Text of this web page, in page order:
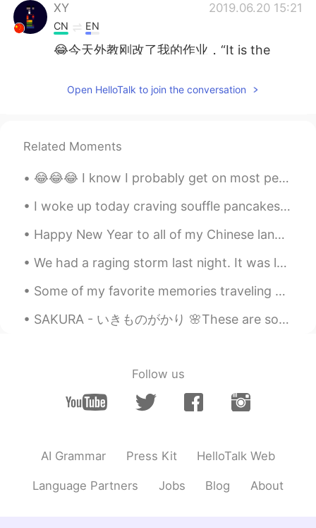
XY 2019.06.20 15:21
CN EN
😂今天外教刚改了我的作业，“It is the
真的！我们的英语都是本土老师教的！中国
CN EN
Get ！
Tata 多多 2019.06.20 15:17
Open HelloTalk to join the conversation
Related Moments
😂😂😂 I know I probably get on most people's nerves on here but thank you to the ones who still car...
I woke up today craving souffle pancakes. This was my first attempt at it. I tried hand whippin...
Happy New Year to all of my Chinese language friends! May your year be prosperous and full of hap...
We had a raging storm last night. It was lovely, in its own way. I couldn’t help but notice this ...
Some of my favorite memories traveling have been in Japan. I met a lot of amazing people & ate a...
SAKURA - いきものがかり 🌸These are some photos of sakura in Taiwan. If you ever get the chance please ...
Follow us
AI Grammar Press Kit HelloTalk Web
Language Partners Jobs Blog About